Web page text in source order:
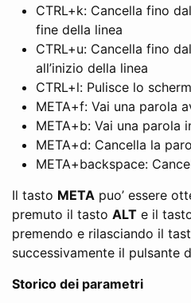
CTRL+k: Cancella fino
fine della linea
CTRL+u: Cancella fino
all’inizio della linea
CTRL+l: Pulisce lo
META+f: Vai una parola
META+b: Vai una parola
META+d: Cancella la
META+backspace:
Il tasto META puo’ essere
premuto il tasto ALT e il
premendo e rilasciando il
successivamente il pulsante
Storico dei parametri